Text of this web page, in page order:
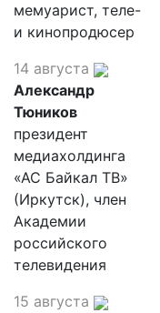
мемуарист, теле-
и кинопродюсер
14 августа
Александр
Тюников
президент
медиахолдинга
«АС Байкал ТВ»
(Иркутск), член
Академии
российского
телевидения
15 августа